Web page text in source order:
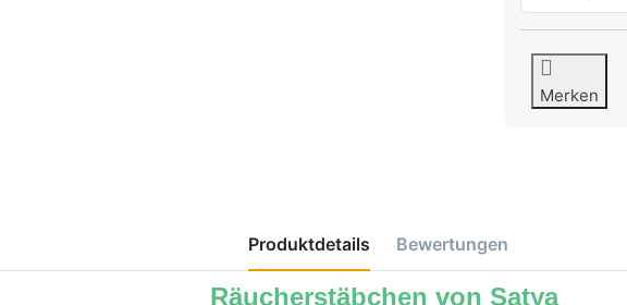
Merken
Produktdetails Bewertungen
Räucherstäbchen von Satya